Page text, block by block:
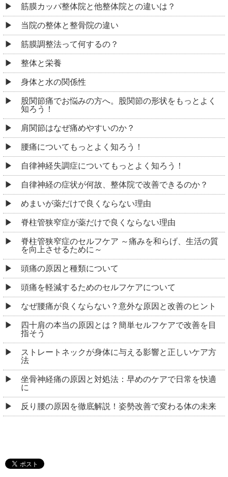
筋膜カッパ整体院と他整体院との違いは？
当院の整体と整骨院の違い
筋膜調整法って何するの？
整体と栄養
身体と水の関係性
股関節痛でお悩みの方へ。股関節の形状をもっとよく
知ろう！
肩関節はなぜ痛めやすいのか？
腰痛についてもっとよく知ろう！
自律神経失調症についてもっとよく知ろう！
自律神経の症状が何故、整体院で改善できるのか？
めまいが薬だけで良くならない理由
脊柱管狭窄症が薬だけで良くならない理由
脊柱管狭窄症のセルフケア ～痛みを和らげ、生活の質
を向上させるために～
頭痛の原因と種類について
頭痛を軽減するためのセルフケアについて
なぜ腰痛が良くならない？意外な原因と改善のヒント
四十肩の本当の原因とは？簡単セルフケアで改善を目
指そう
ストレートネックが身体に与える影響と正しいケア方
法
坐骨神経痛の原因と対処法：早めのケアで日常を快適
に
反り腰の原因を徹底解説！姿勢改善で変わる体の未来